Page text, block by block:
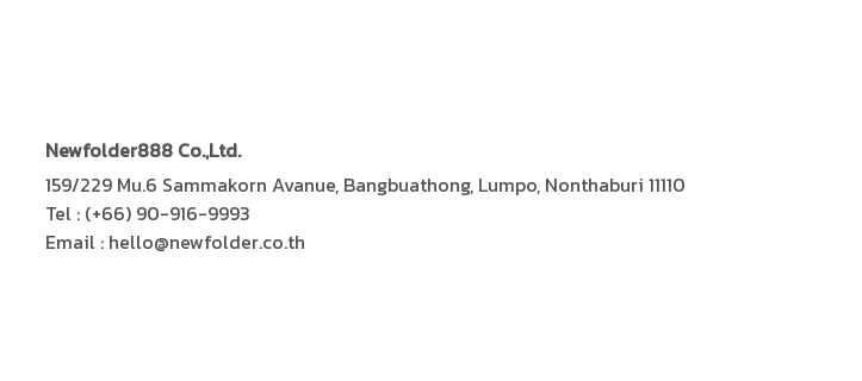
Newfolder888 Co.,Ltd.
159/229 Mu.6 Sammakorn Avanue, Bangbuathong, Lumpo, Nonthaburi 11110
Tel : (+66) 90-916-9993
Email : hello@newfolder.co.th